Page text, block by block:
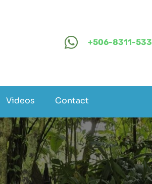
+506-8311-
Videos Contact